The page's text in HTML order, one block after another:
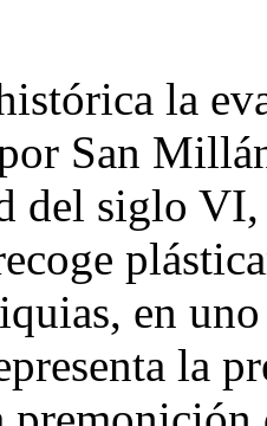
la
San
del siglo
en
la